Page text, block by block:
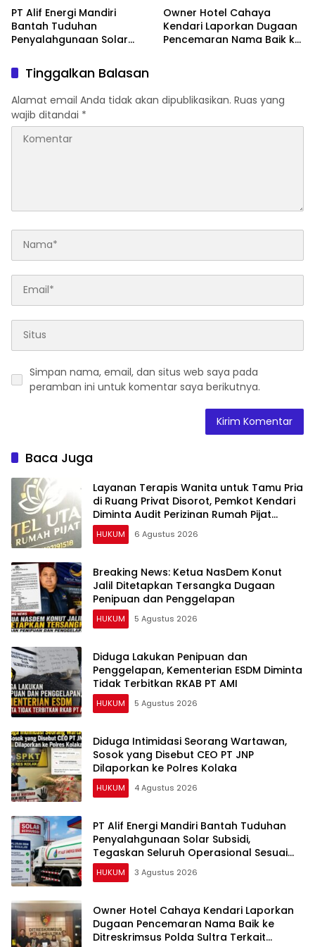
PT Alif Energi Mandiri
Bantah Tuduhan
Penyalahgunaan Solar
Operasional Sesuai
Regulasi
Owner Hotel Cahaya
Kendari Laporkan Dugaan
Pencemaran Nama Baik ke
Tinggalkan Balasan
Alamat email Anda tidak akan dipublikasikan. Ruas yang
wajib ditandai *
Simpan nama, email, dan situs web saya pada
peramban ini untuk komentar saya berikutnya.
Baca Juga
Layanan Terapis Wanita untuk Tamu Pria
di Ruang Privat Disorot, Pemkot Kendari
Diminta Audit Perizinan Rumah Pijat
Utami
HUKUM 6 Agustus 2026
Breaking News: Ketua NasDem Konut
Jalil Ditetapkan Tersangka Dugaan
Penipuan dan Penggelapan
HUKUM 5 Agustus 2026
Diduga Lakukan Penipuan dan
Penggelapan, Kementerian ESDM Diminta
Tidak Terbitkan RKAB PT AMI
HUKUM 5 Agustus 2026
Diduga Intimidasi Seorang Wartawan,
Sosok yang Disebut CEO PT JNP
Dilaporkan ke Polres Kolaka
HUKUM 4 Agustus 2026
PT Alif Energi Mandiri Bantah Tuduhan
Penyalahgunaan Solar Subsidi,
Tegaskan Seluruh Operasional Sesuai
Regulasi
HUKUM 3 Agustus 2026
Owner Hotel Cahaya Kendari Laporkan
Dugaan Pencemaran Nama Baik ke
Ditreskrimsus Polda Sultra Terkait